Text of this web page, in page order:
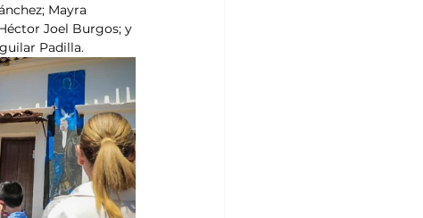
Mayra
Joel Burgos; y
Padilla.